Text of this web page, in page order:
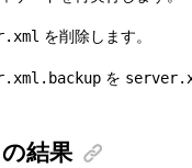
を削除します。
を
結果